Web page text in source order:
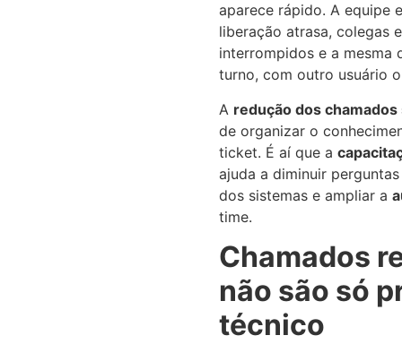
aparece rápido. A equipe
liberação atrasa, colegas
interrompidos e a mesma
turno, com outro usuário
A redução dos
de organizar o
ticket. É aí que a
ajuda a diminuir
dos sistemas e ampliar a
time.
Chamados
não são só
técnico